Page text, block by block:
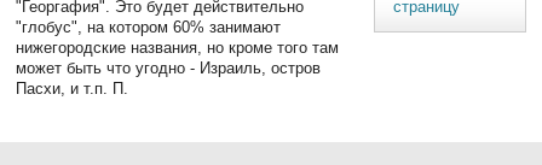
"Георгафия". Это будет действительно
"глобус", на котором 60% занимают
нижегородские названия, но кроме того там
может быть что угодно - Израиль, остров
Пасхи, и т.п. П.
страницу